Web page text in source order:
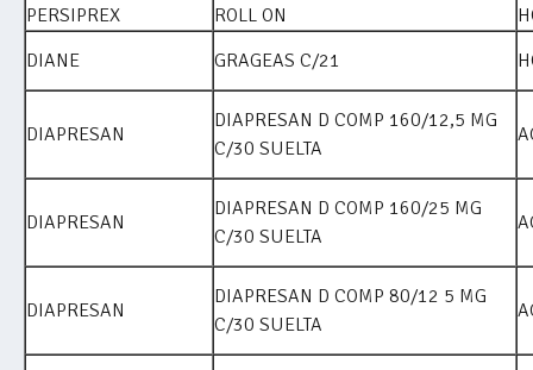
PERSIPREX
ROLL ON
DIANE
GRAGEAS C/21
DIAPRESAN
DIAPRESAN D COMP 160/12,5 MG
C/30 SUELTA
DIAPRESAN
DIAPRESAN D COMP 160/25 MG
C/30 SUELTA
DIAPRESAN
DIAPRESAN D COMP 80/12 5 MG
C/30 SUELTA